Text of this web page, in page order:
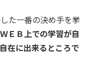
た一番の決め手を挙
ＥＢ上での学習が自
在に出来るところで